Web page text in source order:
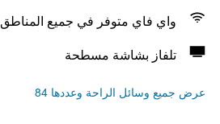
واي فاي متوفر في جميع المناطق
تلفاز بشاشة مسطحة
عرض جميع وسائل الراحة وعددها 84